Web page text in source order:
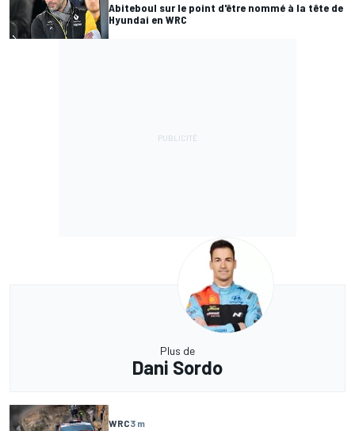
Abiteboul sur le point d'être nommé à la tête de
Hyundai en WRC
Plus de
Dani Sordo
WRC3 m